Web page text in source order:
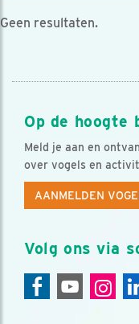
Geen resultaten.
Op de hoogte
Meld je aan en
over vogels en
AANMELDEN
Volg ons via